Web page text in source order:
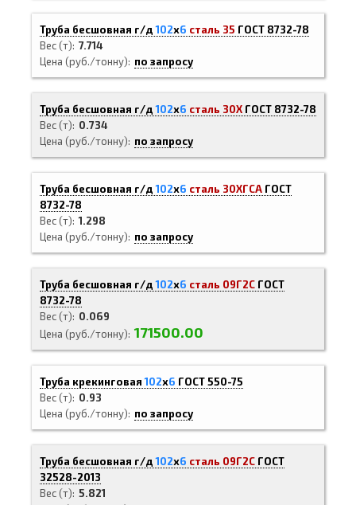
Труба бесшовная г/д102х6 сталь 35 ГОСТ 8732-78
Вес (т) 7.714
Цена (руб./тонну)
по запросу
Труба бесшовная г/д102х6 сталь 30Х ГОСТ 8732-78
Вес (т)
0.734
Цена (руб./тонну)
по запросу
Труба бесшовная г/д102х6 сталь 30ХГСА ГОСТ
8732-78
Вес (т) 1.298
Цена (руб./тонну)
по запросу
Труба бесшовная г/д102х6 сталь 09Г2С ГОСТ
8732-78
Вес (т)
0.069
Цена (руб./тонну) 171500.00
Труба крекинговая102х6 ГОСТ 550-75
Вес (т)
0.93
Цена (руб./тонну)
по запросу
Труба бесшовная г/д102х6 сталь 09Г2С ГОСТ
32528-2013
Вес (т) 5.821